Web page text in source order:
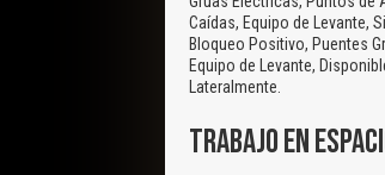
Caídas, Equipo de Levante,
Bloqueo Positivo, Puentes
Equipo de Levante,
Lateralmente.
TRABAJO EN